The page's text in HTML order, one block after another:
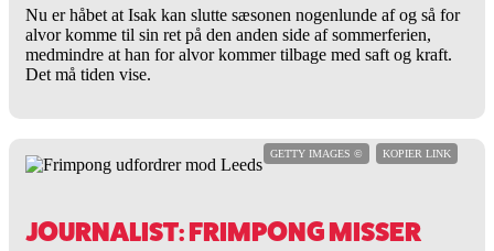
Nu er håbet at Isak kan slutte sæsonen nogenlunde af og så for
alvor komme til sin ret på den anden side af sommerferien,
medmindre at han for alvor kommer tilbage med saft og kraft.
Det må tiden vise.
GETTY IMAGES © KOPIER LINK
JOURNALIST: FRIMPONG MISSER